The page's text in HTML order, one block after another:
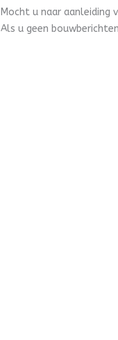
Mocht u naar aanleiding
Als u geen